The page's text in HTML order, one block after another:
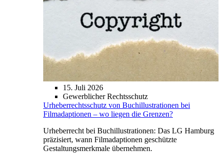
15. Juli 2026
Gewerblicher Rechtsschutz
Urheberrechtsschutz von Buchillustrationen bei
Filmadaptionen – wo liegen die Grenzen?
Urheberrecht bei Buchillustrationen: Das LG Hamburg
präzisiert, wann Filmadaptionen geschützte
Gestaltungsmerkmale übernehmen.